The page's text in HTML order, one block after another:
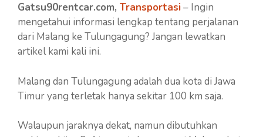
Gatsu90rentcar.com, Transportasi– Ingin
mengetahui informasi lengkap tentang perjalanan
dari Malang ke Tulungagung? Jangan lewatkan
artikel kami kali ini.
Malang dan Tulungagung adalah dua kota di Jawa
Timur yang terletak hanya sekitar 100 km saja.
Walaupun jaraknya dekat, namun dibutuhkan